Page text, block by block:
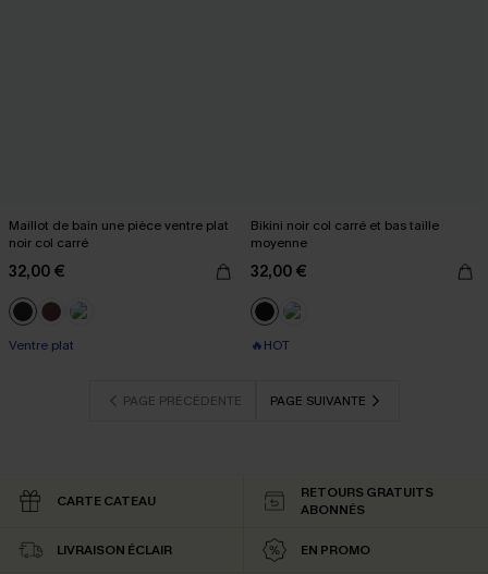
Maillot de bain une pièce ventre plat
noir col carré
32,00 €
Ventre plat
Bikini noir col carré et bas taille
moyenne
32,00 €
🔥HOT
PAGE PRÉCÉDENTE PAGE SUIVANTE
CARTE CATEAU
RETOURS GRATUITS
ABONNÉS
LIVRAISON ÉCLAIR EN PROMO